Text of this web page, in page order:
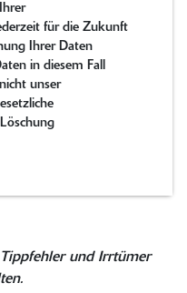
für die Zukunft
Ihrer Daten
in diesem Fall
unser
und Irrtümer